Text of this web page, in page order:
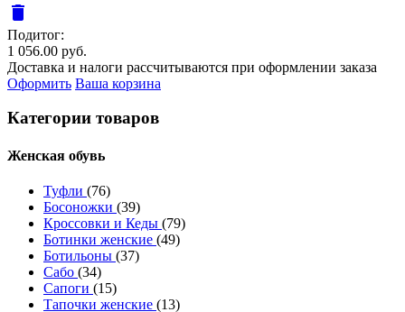
delete
Подитог:
1 056.00 руб.
Доставка и налоги рассчитываются при оформлении заказа
Оформить Ваша корзина
Категории товаров
Женcкая обувь
Туфли (76)
Босоножки (39)
Кроссовки и Кеды (79)
Ботинки женские (49)
Ботильоны (37)
Сабо (34)
Сапоги (15)
Тапочки женские (13)